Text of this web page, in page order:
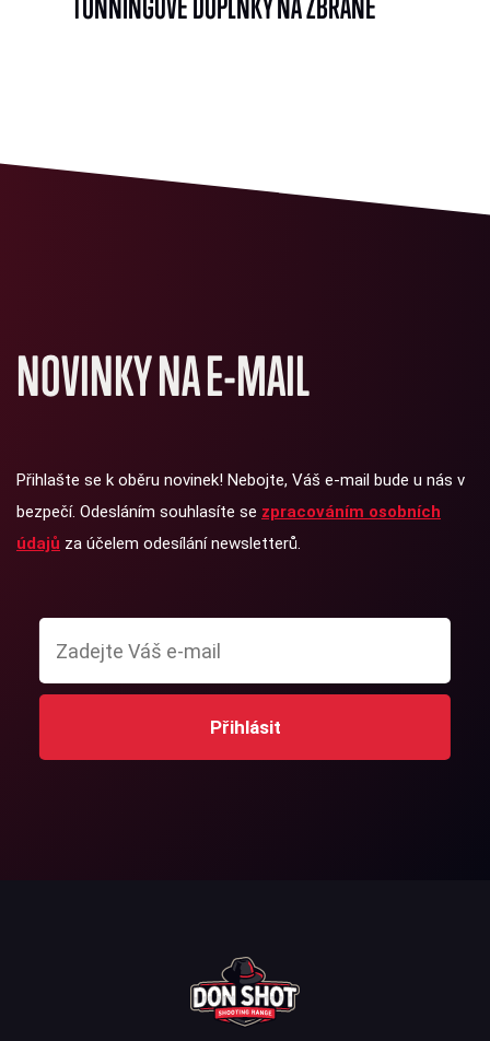
NOVINKY NA E-MAIL
Přihlašte se k oběru novinek! Nebojte, Váš e-mail bude u nás v
bezpečí. Odesláním souhlasíte se zpracováním osobních
údajů za účelem odesílání newsletterů.
Přihlásit